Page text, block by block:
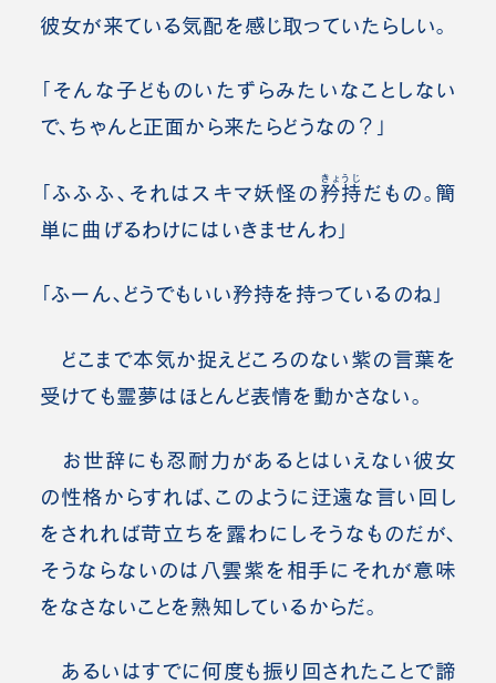
彼女が来ている気配を感じ取っていたらしい。
「そんな子どものいたずらみたいなことしない
で、ちゃんと正面から来たらどうなの？」
「ふふふ、それはスキマ妖怪の 矜持
きょうじ
だもの。簡
単に曲げるわけにはいきませんわ」
「ふーん、どうでもいい矜持を持っているのね」
どこまで本気か捉えどころのない紫の言葉を
受けても霊夢はほとんど表情を動かさない。
お世辞にも忍耐力があるとはいえない彼女
の性格からすれば、このように迂遠な言い回し
をされれば苛立ちを露わにしそうなものだが、
そうならないのは八雲紫を相手にそれが意味
をなさないことを熟知しているからだ。
あるいはすでに何度も振り回されたことで諦